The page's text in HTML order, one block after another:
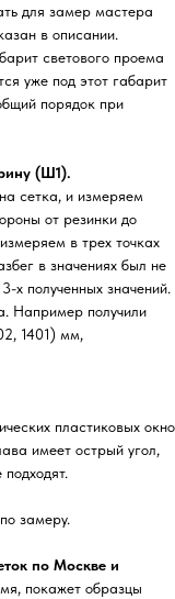
для замер мастера
в описании.
светового проема
уже под этот габарит
порядок при
(Ш1).
сетка, и измеряем
от резинки до
в трех точках
в значениях был не
полученных значений.
Например получили
1401) мм,
пластиковых окно
имеет острый угол,
замеру.
по Москве и
покажет образцы